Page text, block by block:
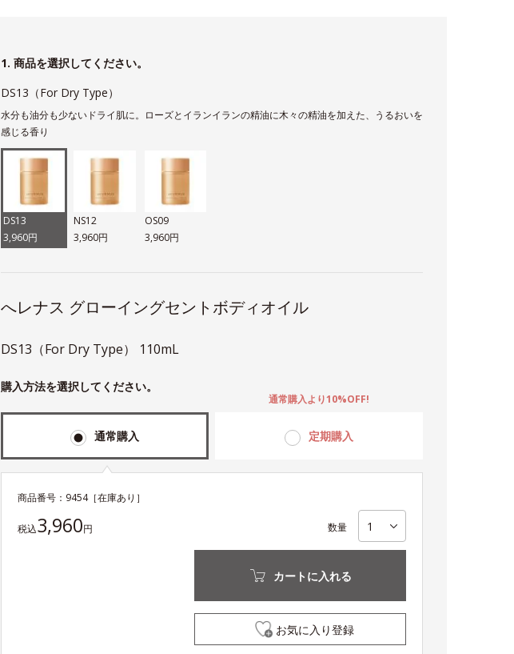
1. 商品を選択してください。
DS13（For Dry Type）
水分も油分も少ないドライ肌に。ローズとイランイランの精油に木々の精油を加えた、うるおいを
感じる香り
DS13
3,960円
NS12
3,960円
OS09
3,960円
へレナス グローイングセントボディオイル
DS13（For Dry Type） 110mL
購入方法を選択してください。
通常購入 定期購入
通常購入より10%OFF!
商品番号： 9454［在庫あり］
税込3,960円 数量
カートに入れる
お気に入り登録